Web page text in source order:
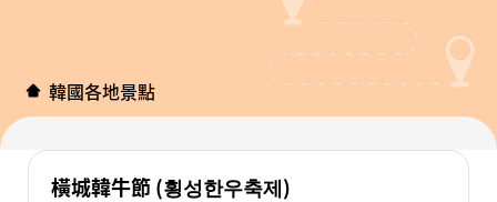
韓國各地景點
橫城韓牛節 (횡성한우축제)